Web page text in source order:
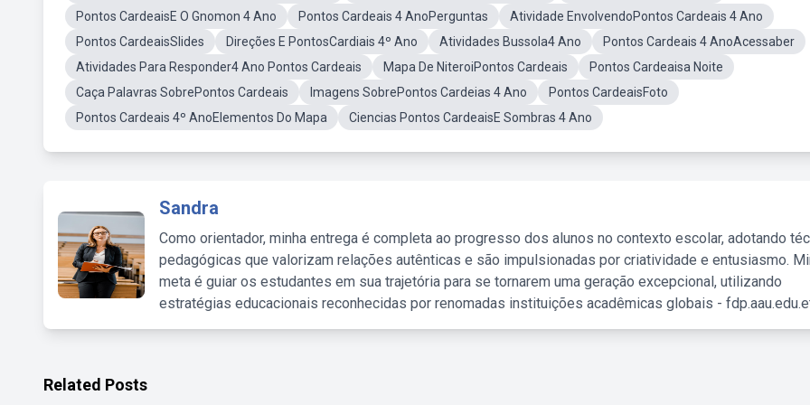
Pontos CardeaisE O Gnomon 4 Ano
Pontos Cardeais 4 AnoPerguntas
Atividade EnvolvendoPontos Cardeais 4 Ano
Pontos CardeaisSlides
Direções E PontosCardiais 4º Ano Atividades Bussola4 Ano
Pontos Cardeais 4 AnoAcessaber
Atividades Para Responder4 Ano Pontos Cardeais
Mapa De NiteroiPontos Cardeais
Pontos Cardeaisa Noite
Caça Palavras SobrePontos Cardeais
Imagens SobrePontos Cardeias 4 Ano
Pontos CardeaisFoto
Pontos Cardeais 4º AnoElementos Do Mapa
Ciencias Pontos CardeaisE Sombras 4 Ano
Sandra
Como orientador, minha entrega é completa ao progresso dos alunos no contexto escolar, adotando
pedagógicas que valorizam relações autênticas e são impulsionadas por criatividade e entusiasmo.
meta é guiar os estudantes em sua trajetória para se tornarem uma geração excepcional, utilizando
estratégias educacionais reconhecidas por renomadas instituições acadêmicas globais -
Related Posts